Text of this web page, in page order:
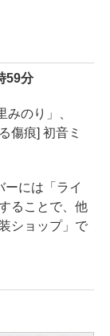
59分
のり」、
傷痕] 初音ミ
には「ライ
ることで、他
ショップ」で